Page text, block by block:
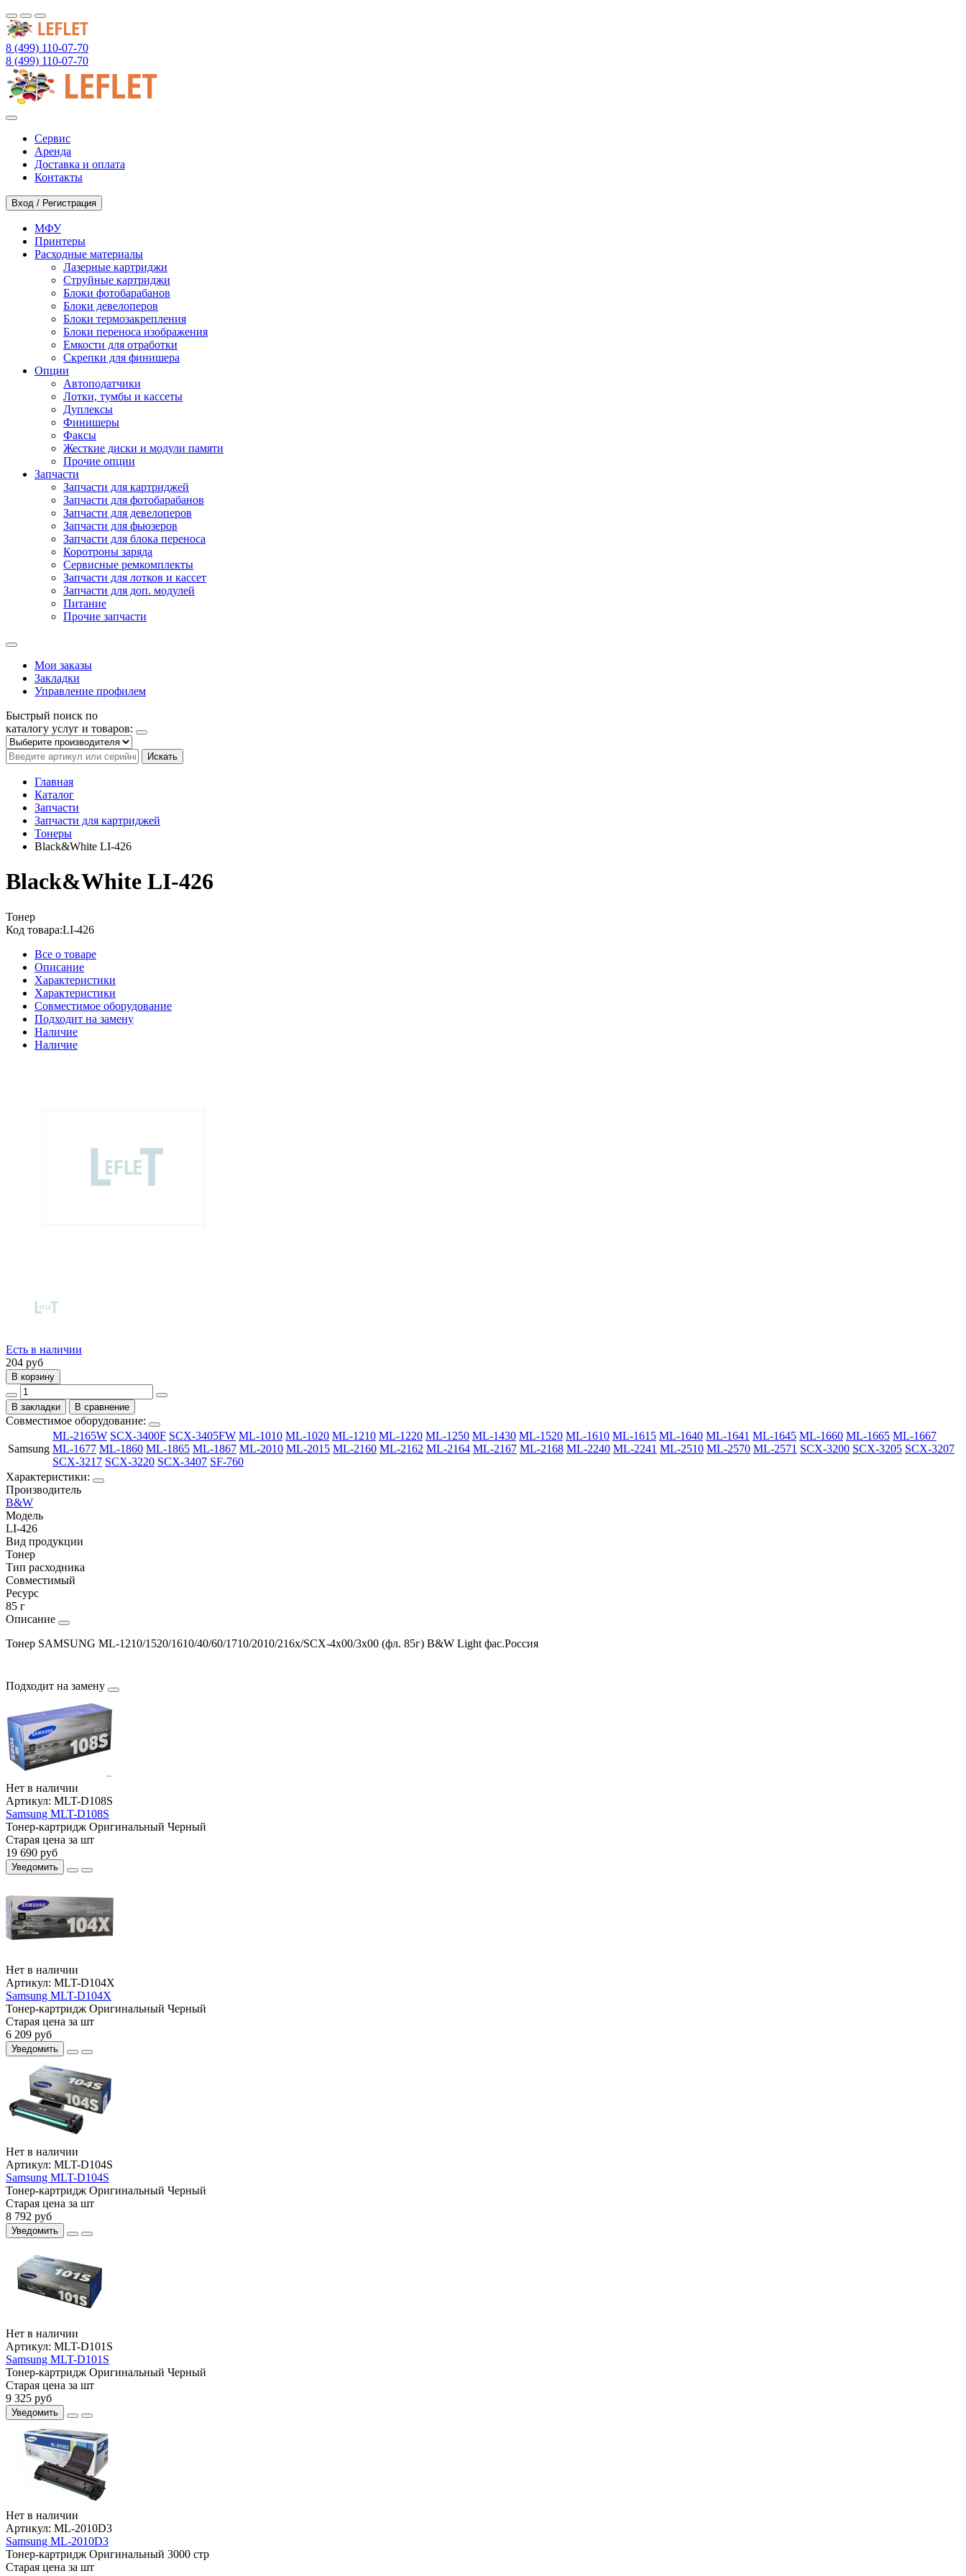
8 (499) 110-07-70
8 (499) 110-07-70
Сервис
Аренда
Доставка и оплата
Контакты
Вход / Регистрация
МФУ
Принтеры
Расходные материалы
Лазерные картриджи
Струйные картриджи
Блоки фотобарабанов
Блоки девелоперов
Блоки термозакрепления
Блоки переноса изображения
Емкости для отработки
Скрепки для финишера
Опции
Автоподатчики
Лотки, тумбы и кассеты
Дуплексы
Финишеры
Факсы
Жесткие диски и модули памяти
Прочие опции
Запчасти
Запчасти для картриджей
Запчасти для фотобарабанов
Запчасти для девелоперов
Запчасти для фьюзеров
Запчасти для блока переноса
Коротроны заряда
Сервисные ремкомплекты
Запчасти для лотков и кассет
Запчасти для доп. модулей
Питание
Прочие запчасти
Мои заказы
Закладки
Управление профилем
Быстрый поиск по
каталогу услуг и товаров:
Искать
Главная
Каталог
Запчасти
Запчасти для картриджей
Тонеры
Black&White LI-426
Black&White LI-426
Тонер
Код товара:LI-426
Все о товаре
Описание
Характеристики
Характеристики
Совместимое оборудование
Подходит на замену
Наличие
Наличие
Есть в наличии
204 руб
В корзину
В закладки В сравнение
Совместимое оборудование:
Samsung
ML-2165W SCX-3400F SCX-3405FW ML-1010 ML-1020 ML-1210 ML-1220 ML-1250 ML-1430 ML-1520 ML-1610 ML-1615 ML-1640 ML-1641 ML-1645 ML-1660 ML-1665 ML-1667
ML-1677 ML-1860 ML-1865 ML-1867 ML-2010 ML-2015 ML-2160 ML-2162 ML-2164 ML-2167 ML-2168 ML-2240 ML-2241 ML-2510 ML-2570 ML-2571 SCX-3200 SCX-3205 SCX-3207
SCX-3217 SCX-3220 SCX-3407 SF-760
Характеристики:
Производитель
B&W
Модель
LI-426
Вид продукции
Тонер
Тип расходника
Совместимый
Ресурс
85 г
Описание
Тонер SAMSUNG ML-1210/1520/1610/40/60/1710/2010/216x/SCX-4x00/3x00 (фл. 85г) B&W Light фас.Россия
Подходит на замену
Нет в наличии
Артикул: MLT-D108S
Samsung MLT-D108S
Тонер-картридж Оригинальный Черный
Старая цена за шт
19 690 руб
Уведомить
Нет в наличии
Артикул: MLT-D104X
Samsung MLT-D104X
Тонер-картридж Оригинальный Черный
Старая цена за шт
6 209 руб
Уведомить
Нет в наличии
Артикул: MLT-D104S
Samsung MLT-D104S
Тонер-картридж Оригинальный Черный
Старая цена за шт
8 792 руб
Уведомить
Нет в наличии
Артикул: MLT-D101S
Samsung MLT-D101S
Тонер-картридж Оригинальный Черный
Старая цена за шт
9 325 руб
Уведомить
Нет в наличии
Артикул: ML-2010D3
Samsung ML-2010D3
Тонер-картридж Оригинальный 3000 стр
Старая цена за шт